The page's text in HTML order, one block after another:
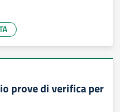
prove di verifica per